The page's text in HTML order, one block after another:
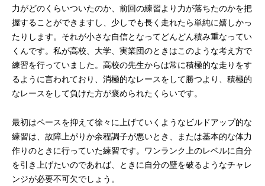
力がどのくらいついたのか、前回の練習より力が落ちたのかを把
握することができますし、少しでも長く走れたら単純に嬉しかっ
たりします。それが小さな自信となってどんどん積み重なってい
くんです。私が高校、大学、実業団のときはこのような考え方で
練習を行っていました。高校の先生からは常に積極的な走りをす
るように言われており、消極的なレースをして勝つより、積極的
なレースをして負けた方が褒められたくらいです。
最初はペースを抑えて徐々に上げていくようなビルドアップ的な
練習は、故障上がりか余程調子が悪いとき、または基本的な体力
作りのときに行っていた練習です。ワンランク上のレベルに自分
を引き上げたいのであれば、ときに自分の壁を破るようなチャレ
ンジが必要不可欠でしょう。